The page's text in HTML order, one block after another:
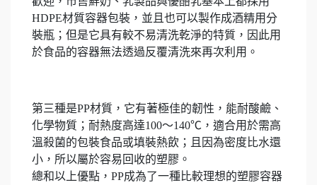
HDPE材質容器包裝，並且也可以製作成酒精用分
裝瓶；但是它具有較不易清洗乾淨的特質，因此用
於食品的容器無法透過反覆清洗來再次利用。
第三種是PP材質，它有著極佳的韌性，能耐酸鹼、
化學物質；耐熱度高達100～140℃，適合用於需高
溫殺菌的包裝食品或填裝熱飲；且因為密度比水還
小，所以屬於容易回收的塑膠。
總和以上優點，PP成為了一種比較理想的塑膠容器